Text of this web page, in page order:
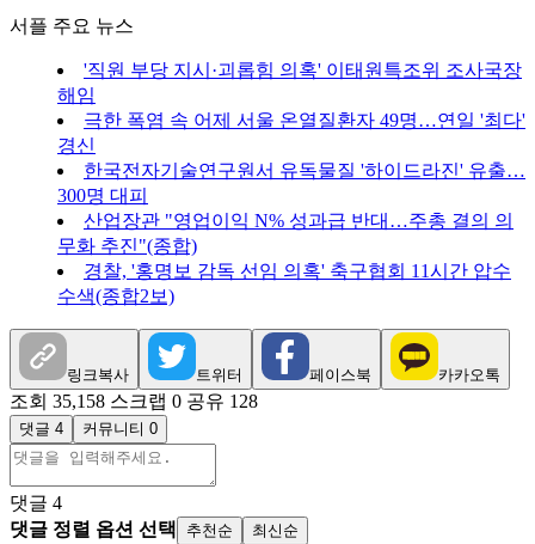
서플 주요 뉴스
'직원 부당 지시·괴롭힘 의혹' 이태원특조위 조사국장
해임
극한 폭염 속 어제 서울 온열질환자 49명…연일 '최다'
경신
한국전자기술연구원서 유독물질 '하이드라진' 유출…
300명 대피
산업장관 "영업이익 N% 성과급 반대…주총 결의 의
무화 추진"(종합)
경찰, '홍명보 감독 선임 의혹' 축구협회 11시간 압수
수색(종합2보)
링크복사 트위터 페이스북 카카오톡
조회 35,158 스크랩 0 공유 128
댓글 4 커뮤니티 0
댓글 4
댓글 정렬 옵션 선택
추천순 최신순